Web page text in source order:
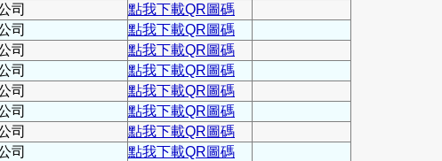
司
點我下載QR圖碼
司
點我下載QR圖碼
司
點我下載QR圖碼
司
點我下載QR圖碼
司
點我下載QR圖碼
司
點我下載QR圖碼
司
點我下載QR圖碼
司
點我下載QR圖碼